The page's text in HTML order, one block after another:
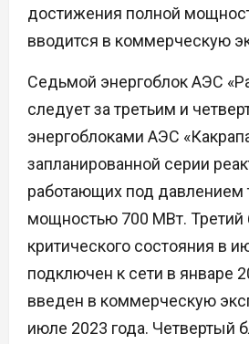
достижения полной
вводится в коммерческую
Седьмой энергоблок АЭС
следует за третьим и
энергоблоками АЭС
запланированной серии
работающих под
мощностью 700 МВт. Третий
критического состояния в
подключен к сети в январе
введен в коммерческую
июле 2023 года. Четвертый